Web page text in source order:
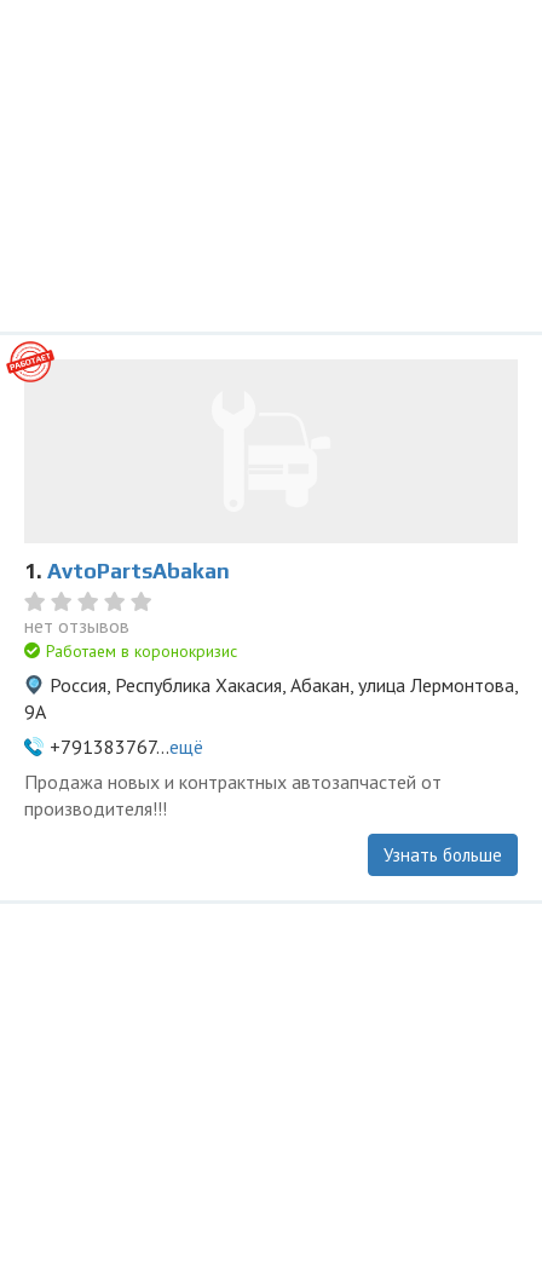
1. AvtoPartsAbakan
нет отзывов
Работаем в коронокризис
Россия, Республика Хакасия, Абакан, улица Лермонтова,
9А
+791383767...ещё
Продажа новых и контрактных автозапчастей от
производителя!!!
Узнать больше